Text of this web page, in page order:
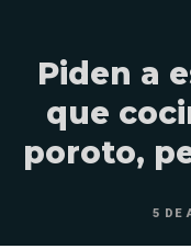
Piden a
que
poroto,
5 DE